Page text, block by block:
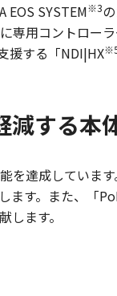
EOS SYSTEM※3
専用コントロー
援する「NDI|HX
減する本
を達成していま
ます。また、「
ます。